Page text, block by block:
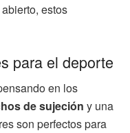
estos
para el deporte
en los
de sujeción y una
son perfectos para